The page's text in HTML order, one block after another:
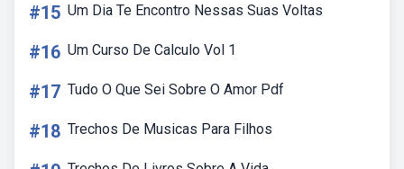
#15 Um Dia Te Encontro Nessas Suas Voltas
#16 Um Curso De Calculo Vol 1
#17 Tudo O Que Sei Sobre O Amor Pdf
#18 Trechos De Musicas Para Filhos